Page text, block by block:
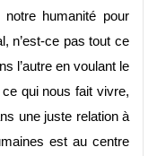
humanité pour
n’est-ce pas tout ce
l’autre en voulant le
qui nous fait vivre,
une juste relation à
est au centre